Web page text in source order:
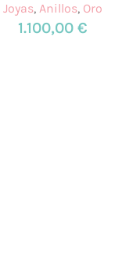
Joyas, Anillos, Oro
1.100,00 €